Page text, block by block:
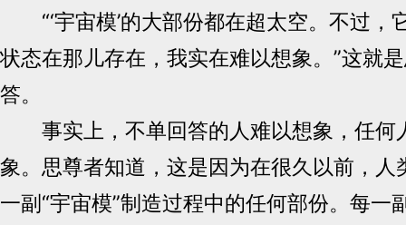
“‘宇宙模’的大部份都在超太空。不过，
状态在那儿存在，我实在难以想象。”这就
答。
事实上，不单回答的人难以想象，任何
象。思尊者知道，这是因为在很久以前，人
一副“宇宙模”制造过程中的任何部份。每一